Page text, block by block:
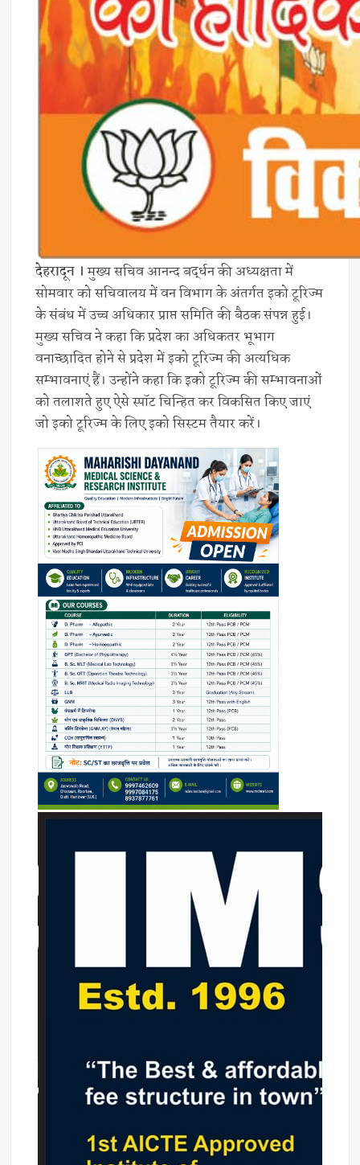
देहरादून ।मुख्य सचिव आनन्द बर्द्धन की अध्यक्षता में
सोमवार को सचिवालय में वन विभाग के अंतर्गत इको टूरिज्म
के संबंध में उच्च अधिकार प्राप्त समिति की बैठक संपन्न हुई।
मुख्य सचिव ने कहा कि प्रदेश का अधिकतर भूभाग
वनाच्छादित होने से प्रदेश में इको टूरिज्म की अत्यधिक
सम्भावनाएं हैं। उन्होंने कहा कि इको टूरिज्म की सम्भावनाओं
को तलाशते हुए ऐसे स्पॉट चिन्हित कर विकसित किए जाएं
जो इको टूरिज्म के लिए इको सिस्टम तैयार करें।